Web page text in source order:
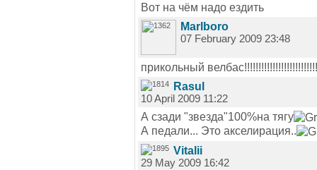
Вот на чём надо ездить
Marlboro
07 February 2009 23:48
прикольный
Rasul
10 April 2009 11:22
А сзади "звезда"100%на тягу
А педали... Это акселирация..
Vitalii
29 May 2009 16:42